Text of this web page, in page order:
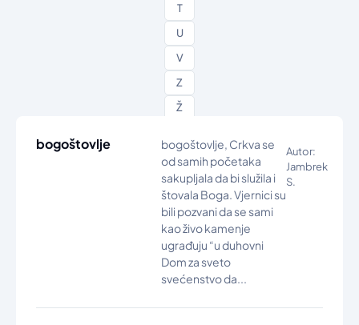
T
U
V
Z
Ž
bogoštovlje
bogoštovlje, Crkva se
od samih početaka
sakupljala da bi služila i
štovala Boga. Vjernici su
bili pozvani da se sami
kao živo kamenje
ugrađuju “u duhovni
Dom za sveto
svećenstvo da...
Autor:
Jambrek
S.